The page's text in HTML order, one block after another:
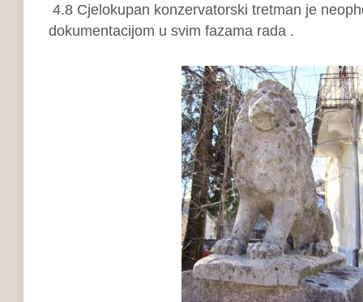
4.8 Cjelokupan konzervatorski tretman je
dokumentacijom u svim fazama rada .